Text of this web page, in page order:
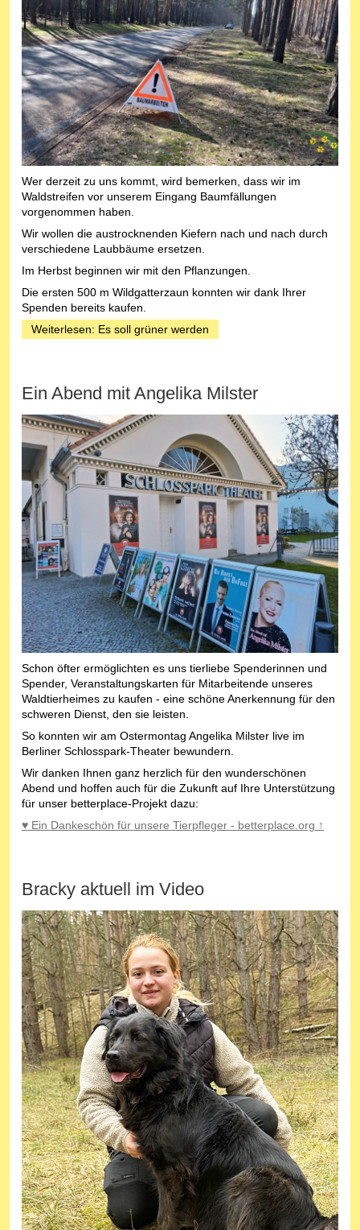
Wer derzeit zu uns kommt, wird bemerken, dass wir im
Waldstreifen vor unserem Eingang Baumfällungen
vorgenommen haben.
Wir wollen die austrocknenden Kiefern nach und nach durch
verschiedene Laubbäume ersetzen.
Im Herbst beginnen wir mit den Pflanzungen.
Die ersten 500 m Wildgatterzaun konnten wir dank Ihrer
Spenden bereits kaufen.
Weiterlesen: Es soll grüner werden
Ein Abend mit Angelika Milster
Schon öfter ermöglichten es uns tierliebe Spenderinnen und
Spender, Veranstaltungskarten für Mitarbeitende unseres
Waldtierheimes zu kaufen - eine schöne Anerkennung für den
schweren Dienst, den sie leisten.
So konnten wir am Ostermontag Angelika Milster live im
Berliner Schlosspark-Theater bewundern.
Wir danken Ihnen ganz herzlich für den wunderschönen
Abend und hoffen auch für die Zukunft auf Ihre Unterstützung
für unser betterplace-Projekt dazu:
♥ Ein Dankeschön für unsere Tierpfleger - betterplace.org ↑
Bracky aktuell im Video